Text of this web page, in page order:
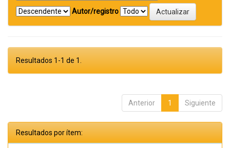
Autor/registro
Resultados 1-1 de 1.
Anterior 1 Siguiente
Resultados por ítem: